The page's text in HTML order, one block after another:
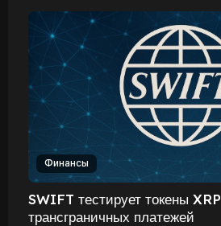
Финансы
SWIFT тестирует токены
трансграничных платежей